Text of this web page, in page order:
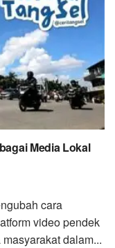
Media Lokal
cara
video pendek
dalam...